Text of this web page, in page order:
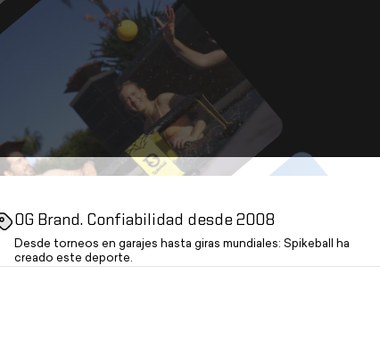
OG Brand. Confiabilidad desde 2008
Desde torneos en garajes hasta giras mundiales: Spikeball ha
creado este deporte.